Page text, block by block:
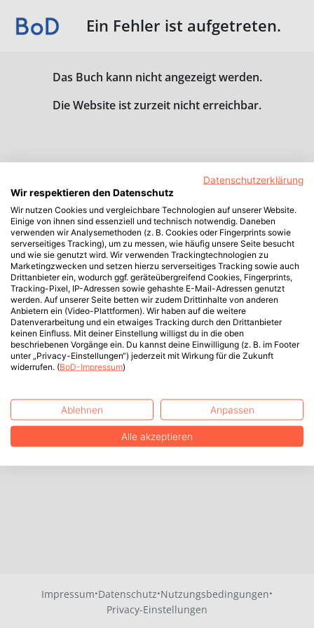
Ein Fehler ist aufgetreten.
Das Buch kann nicht angezeigt werden.
Die Website ist zurzeit nicht erreichbar.
Impressum·Datenschutz·Nutzungsbedingungen·
Privacy-Einstellungen
Datenschutzerklärung
Wir respektieren den Datenschutz
Wir nutzen Cookies und vergleichbare Technologien auf unserer Website.
Einige von ihnen sind essenziell und technisch notwendig. Daneben
verwenden wir Analysemethoden (z. B. Cookies oder Fingerprints sowie
serverseitiges Tracking), um zu messen, wie häufig unsere Seite besucht
und wie sie genutzt wird. Wir verwenden Trackingtechnologien zu
Marketingzwecken und setzen hierzu serverseitiges Tracking sowie auch
Drittanbieter ein, wodurch ggf. geräteübergreifend Cookies, Fingerprints,
Tracking-Pixel, IP-Adressen sowie gehashte E-Mail-Adressen genutzt
werden. Auf unserer Seite betten wir zudem Drittinhalte von anderen
Anbietern ein (Video-Plattformen). Wir haben auf die weitere
Datenverarbeitung und ein etwaiges Tracking durch den Drittanbieter
keinen Einfluss. Mit deiner Einstellung willigst du in die oben
beschriebenen Vorgänge ein. Du kannst deine Einwilligung (z. B. im Footer
unter „Privacy-Einstellungen“) jederzeit mit Wirkung für die Zukunft
widerrufen. (BoD-Impressum)
Ablehnen Anpassen
Alle akzeptieren